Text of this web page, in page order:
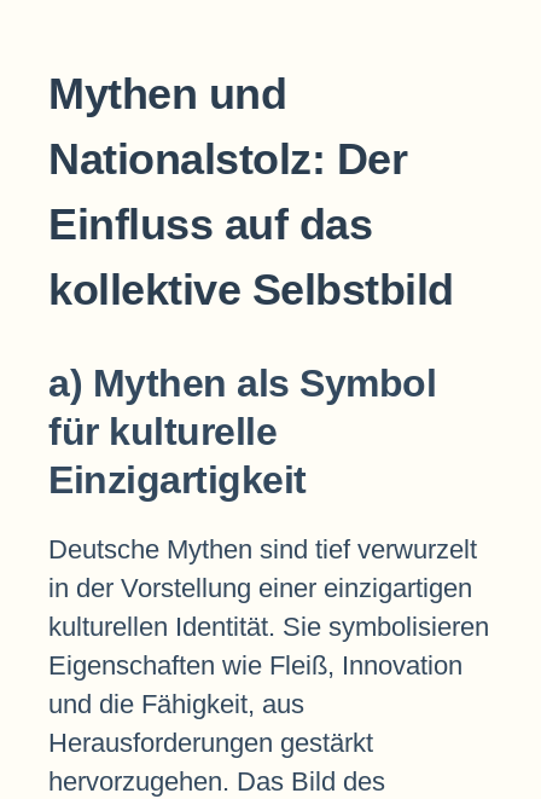
Mythen und
Nationalstolz: Der
Einfluss auf das
kollektive Selbstbild
a) Mythen als Symbol
für kulturelle
Einzigartigkeit
Deutsche Mythen sind tief verwurzelt
in der Vorstellung einer einzigartigen
kulturellen Identität. Sie symbolisieren
Eigenschaften wie Fleiß, Innovation
und die Fähigkeit, aus
Herausforderungen gestärkt
hervorzugehen. Das Bild des